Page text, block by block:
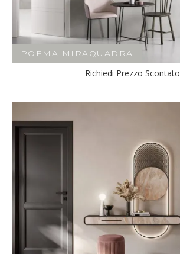
POEMA MIRAQUADRA
Richiedi Prezzo Scontato